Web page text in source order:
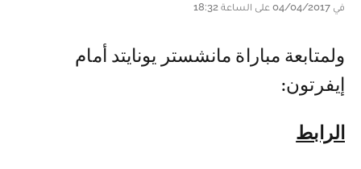
في 04/04/2017 على الساعة 18:32
ولمتابعة مباراة مانشستر يونايتد أمام
إيفرتون:
الرابط